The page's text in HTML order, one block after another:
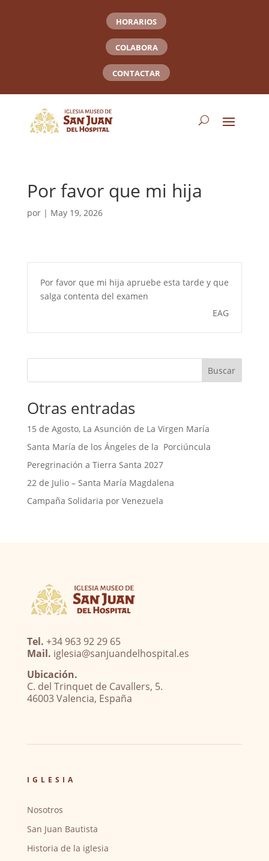
HORARIOS
COLABORA
CONTACTAR
Por favor que mi hija
por | May 19, 2026
Por favor que mi hija apruebe esta tarde y que
salga contenta del examen
EAG
Buscar
Otras entradas
15 de Agosto, La Asunción de La Virgen María
Santa María de los Ángeles de la Porciúncula
Peregrinación a Tierra Santa 2027
22 de Julio – Santa María Magdalena
Campaña Solidaria por Venezuela
Tel. +34 963 92 29 65
Mail. iglesia@sanjuandelhospital.es
Ubicación.
C. del Trinquet de Cavallers, 5.
46003 Valencia, España
IGLESIA
Nosotros
San Juan Bautista
Historia de la iglesia